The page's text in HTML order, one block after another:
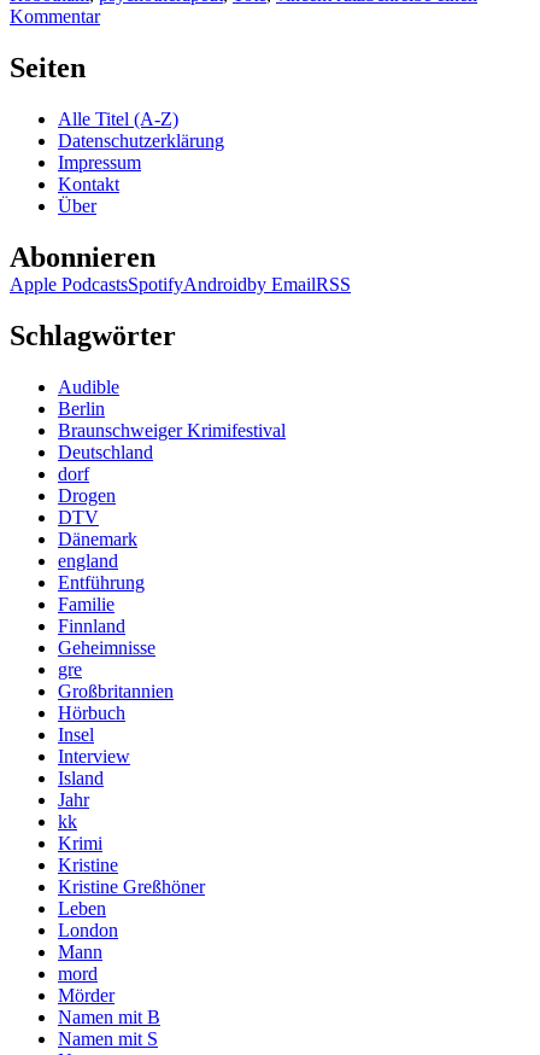
Kommentarzu
–
Dein
Wille
geschehe
Seiten
Alle Titel (A-Z)
Datenschutzerklärung
Impressum
Kontakt
Über
Abonnieren
Apple PodcastsSpotifyAndroidby EmailRSS
Schlagwörter
Audible
Berlin
Braunschweiger Krimifestival
Deutschland
dorf
Drogen
DTV
Dänemark
england
Entführung
Familie
Finnland
Geheimnisse
gre
Großbritannien
Hörbuch
Insel
Interview
Island
Jahr
kk
Krimi
Kristine
Kristine Greßhöner
Leben
London
Mann
mord
Mörder
Namen mit B
Namen mit S